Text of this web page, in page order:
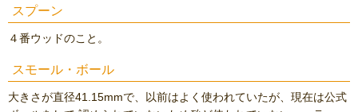
スプーン
４番ウッドのこと。
スモール・ボール
大きさが直径41.15mmで、以前はよく使われていたが、現在は公式